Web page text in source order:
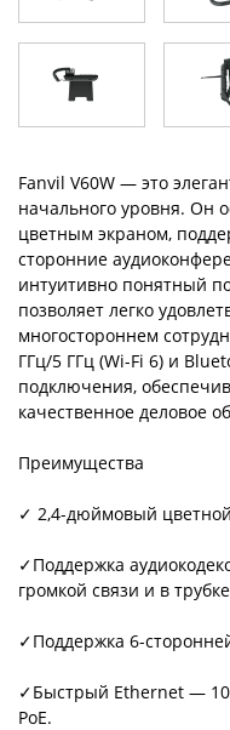
Fanvil V60W — это
начального уровня. Он
цветным экраном,
сторонние
интуитивно понятный
позволяет легко
многостороннем
ГГц/5 ГГц (Wi-Fi 6) и
подключения,
качественное деловое
Преимущества
✓ 2,4-дюймовый
✓Поддержка
громкой связи и в трубке
✓Поддержка 6-
✓Быстрый Ethernet —
PoE.